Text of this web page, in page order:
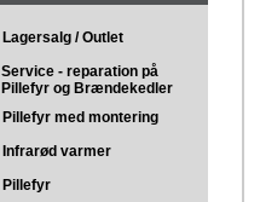
Lagersalg / Outlet
Service - reparation på
Pillefyr og Brændekedler
Pillefyr med montering
Infrarød varmer
Pillefyr